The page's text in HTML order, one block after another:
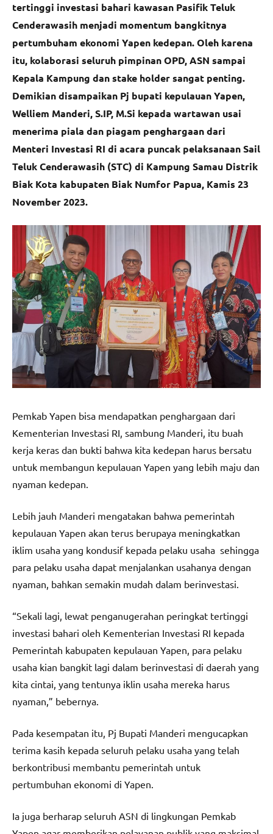
tertinggi investasi bahari kawasan Pasifik Teluk
Cenderawasih menjadi momentum bangkitnya
pertumbuham ekonomi Yapen kedepan. Oleh karena
itu, kolaborasi seluruh pimpinan OPD, ASN sampai
Kepala Kampung dan stake holder sangat penting.
Demikian disampaikan Pj bupati kepulauan Yapen,
Welliem Manderi, S.IP, M.Si kepada wartawan usai
menerima piala dan piagam penghargaan dari
Menteri Investasi RI di acara puncak pelaksanaan Sail
Teluk Cenderawasih (STC) di Kampung Samau Distrik
Biak Kota kabupaten Biak Numfor Papua, Kamis 23
November 2023.
Pemkab Yapen bisa mendapatkan penghargaan dari
Kementerian Investasi RI, sambung Manderi, itu buah
kerja keras dan bukti bahwa kita kedepan harus bersatu
untuk membangun kepulauan Yapen yang lebih maju dan
nyaman kedepan.
Lebih jauh Manderi mengatakan bahwa pemerintah
kepulauan Yapen akan terus berupaya meningkatkan
iklim usaha yang kondusif kepada pelaku usaha sehingga
para pelaku usaha dapat menjalankan usahanya dengan
nyaman, bahkan semakin mudah dalam berinvestasi.
“Sekali lagi, lewat penganugerahan peringkat tertinggi
investasi bahari oleh Kementerian Investasi RI kepada
Pemerintah kabupaten kepulauan Yapen, para pelaku
usaha kian bangkit lagi dalam berinvestasi di daerah yang
kita cintai, yang tentunya iklin usaha mereka harus
nyaman,” bebernya.
Pada kesempatan itu, Pj Bupati Manderi mengucapkan
terima kasih kepada seluruh pelaku usaha yang telah
berkontribusi membantu pemerintah untuk
pertumbuhan ekonomi di Yapen.
Ia juga berharap seluruh ASN di lingkungan Pemkab